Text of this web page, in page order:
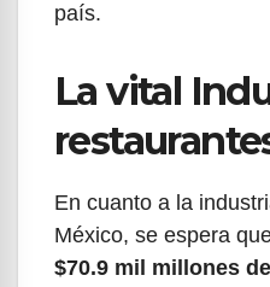
país.
La vital
En cuanto a la
México, se espera
$70.9 mil millones